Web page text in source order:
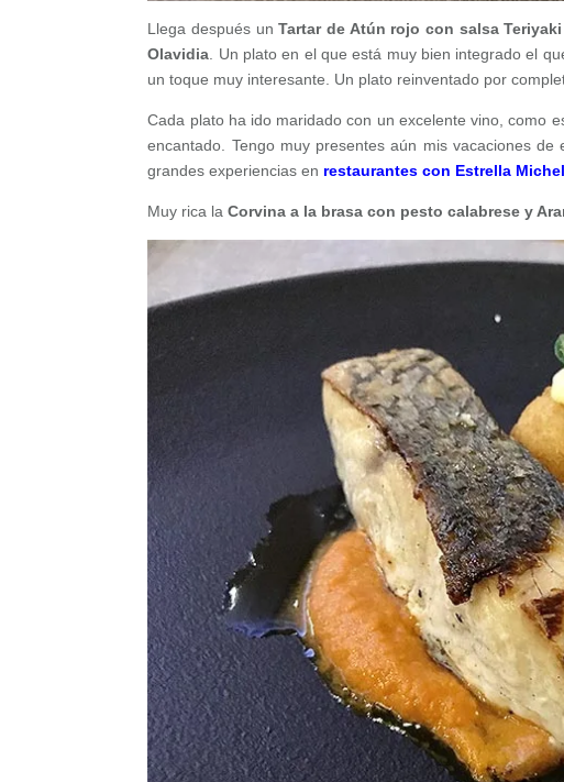
Llega después unTartar de Atún rojo con salsa
Olavidia . Un plato en el que está muy bien integrado el
un toque muy interesante. Un plato reinventado por
Cada plato ha ido maridado con un excelente vino, como
encantado. Tengo muy presentes aún mis vacaciones
grandes experiencias en restaurantes con Estrella
Muy rica laCorvina a la brasa con pesto calabrese y